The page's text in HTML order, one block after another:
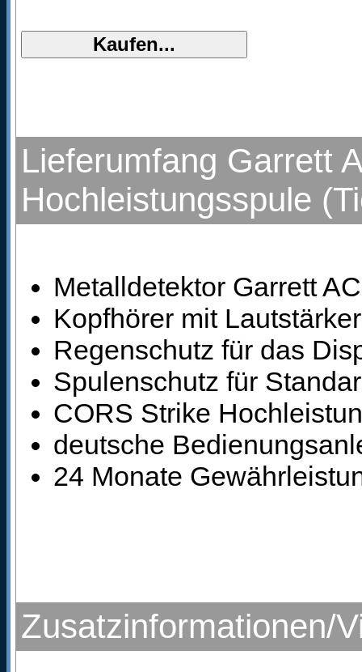
Lieferumfang Garrett
Hochleistungsspule
Metalldetektor Garrett
Kopfhörer mit
Regenschutz für das
Spulenschutz für
CORS Strike
deutsche
24 Monate
Zusatzinformationen/